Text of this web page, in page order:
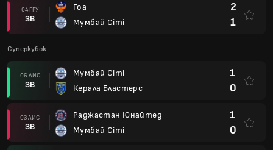
04 ГРУ
ЗВ
Гоа
Мумбай Сіті
2
1
Суперкубок
06 ЛИС
ЗВ
Мумбай Сіті
Керала Бластерс
1
0
03 ЛИС
ЗВ
Раджастан Юнайтед
Мумбай Сіті
1
0